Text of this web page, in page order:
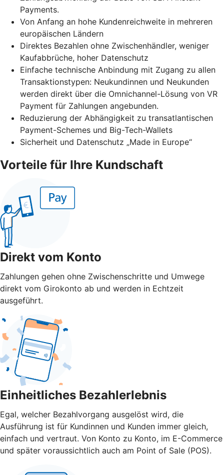
Payments.
Von Anfang an hohe Kundenreichweite in mehreren
europäischen Ländern
Direktes Bezahlen ohne Zwischenhändler, weniger
Kaufabbrüche, hoher Datenschutz
Einfache technische Anbindung mit Zugang zu allen
Transaktionstypen: Neukundinnen und Neukunden
werden direkt über die Omnichannel-Lösung von VR
Payment für Zahlungen angebunden.
Reduzierung der Abhängigkeit zu transatlantischen
Payment-Schemes und Big-Tech-Wallets
Sicherheit und Datenschutz „Made in Europe“
Vorteile für Ihre Kundschaft
Direkt vom Konto
Zahlungen gehen ohne Zwischenschritte und Umwege
direkt vom Girokonto ab und werden in Echtzeit
ausgeführt.
Einheitliches Bezahlerlebnis
Egal, welcher Bezahlvorgang ausgelöst wird, die
Ausführung ist für Kundinnen und Kunden immer gleich,
einfach und vertraut. Von Konto zu Konto, im E-Commerce
und später voraussichtlich auch am Point of Sale (POS).